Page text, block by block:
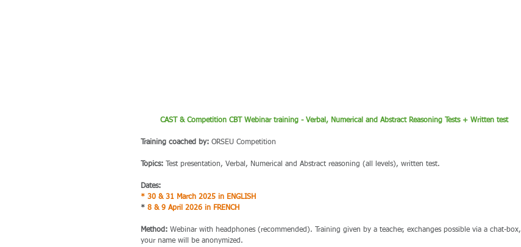
CAST & Competition CBT Webinar training - Verbal, Numerical and Abstract Reasoning Tests + Written test
Training coached by: ORSEU Competition
Topics: Test presentation, Verbal, Numerical and Abstract reasoning (all levels), written test.
Dates:
* 30 & 31 March 2025 in ENGLISH
​* 8 & 9 April 2026 in FRENCH
Method: Webinar with headphones (recommended). Training given by a teacher, exchanges possible via a chat-box,
your name will be anonymized.